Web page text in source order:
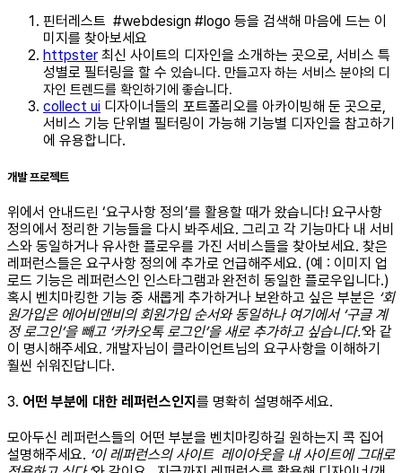
핀터레스트 #webdesign #logo 등을 검색해 마음에 드는 이
미지를 찾아보세요
httpster 최신 사이트의 디자인을 소개하는 곳으로, 서비스 특
성별로 필터링을 할 수 있습니다. 만들고자 하는 서비스 분야의 디
자인 트렌드를 확인하기에 좋습니다.
collect ui 디자이너들의 포트폴리오를 아카이빙해 둔 곳으로,
서비스 기능 단위별 필터링이 가능해 기능별 디자인을 참고하기
에 유용합니다.
개발 프로젝트
위에서 안내드린 ‘요구사항 정의’를 활용할 때가 왔습니다! 요구사항
정의에서 정리한 기능들을 다시 봐주세요. 그리고 각 기능마다 내 서비
스와 동일하거나 유사한 플로우를 가진 서비스들을 찾아보세요. 찾은
레퍼런스들은 요구사항 정의에 추가로 언급해주세요. (예 : 이미지 업
로드 기능은 레퍼런스인 인스타그램과 완전히 동일한 플로우입니다.)
혹시 벤치마킹한 기능 중 새롭게 추가하거나 보완하고 싶은 부분은 ‘회
원가입은 에어비앤비의 회원가입 순서와 동일하나 여기에서 ‘구글 계
정 로그인’을 빼고 ‘카카오톡 로그인’을 새로 추가하고 싶습니다.’와 같
이 명시해주세요. 개발자님이 클라이언트님의 요구사항을 이해하기
훨씬 쉬워진답니다.
3. 어떤 부분에 대한 레퍼런스인지 를 명확히 설명해주세요.
모아두신 레퍼런스들의 어떤 부분을 벤치마킹하길 원하는지 콕 집어
설명해주세요. ‘이 레퍼런스의 사이트 레이아웃을 내 사이트에 그대로